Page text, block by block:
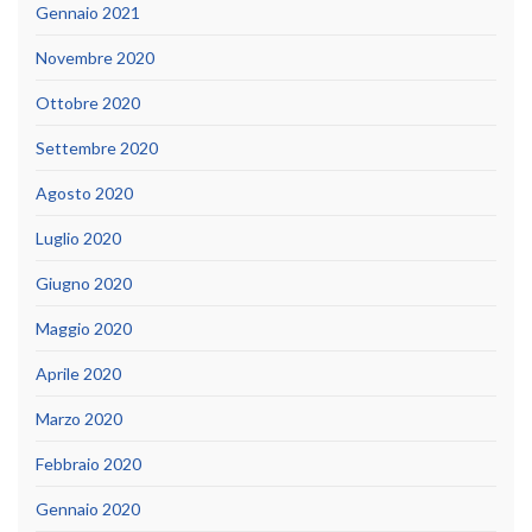
Gennaio 2021
Novembre 2020
Ottobre 2020
Settembre 2020
Agosto 2020
Luglio 2020
Giugno 2020
Maggio 2020
Aprile 2020
Marzo 2020
Febbraio 2020
Gennaio 2020